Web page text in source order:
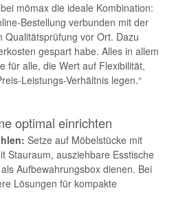
mömax die ideale Kombination:
Bestellung verbunden mit der
Qualitätsprüfung vor Ort. Dazu
gespart habe. Alles in allem
für alle, die Wert auf Flexibilität,
Leistungs-Verhältnis legen.“
optimal einrichten
Setze auf Möbelstücke mit
Stauraum, ausziehbare Esstische
Aufbewahrungsbox dienen. Bei
Lösungen für kompakte